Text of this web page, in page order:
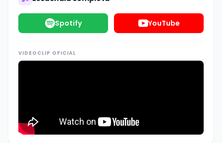
Spotify YouTube
VIDEOCLIP OFICIAL